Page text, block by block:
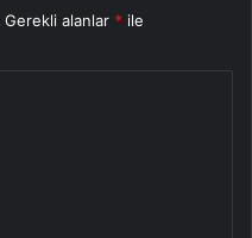
Gerekli alanlar * ile